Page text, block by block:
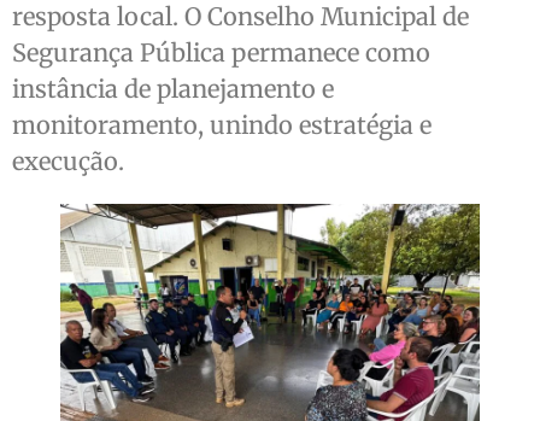
resposta local. O Conselho Municipal de
Segurança Pública permanece como
instância de planejamento e
monitoramento, unindo estratégia e
execução.